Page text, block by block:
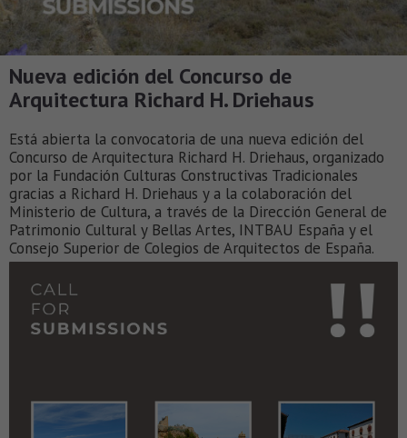
Nueva edición del Concurso de
Arquitectura Richard H. Driehaus
Está abierta la convocatoria de una nueva edición del
Concurso de Arquitectura Richard H. Driehaus, organizado
por la Fundación Culturas Constructivas Tradicionales
gracias a Richard H. Driehaus y a la colaboración del
Ministerio de Cultura, a través de la Dirección General de
Patrimonio Cultural y Bellas Artes, INTBAU España y el
Consejo Superior de Colegios de Arquitectos de España.